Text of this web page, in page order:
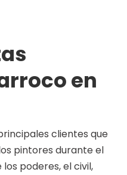
en
clientes que
pintores durante el
poderes, el civil,